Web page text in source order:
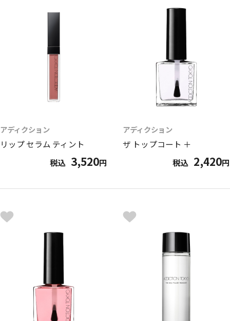
アディクション
リップ セラム ティント
税込 3,520円
アディクション
ザ トップコート ＋
税込 2,420円